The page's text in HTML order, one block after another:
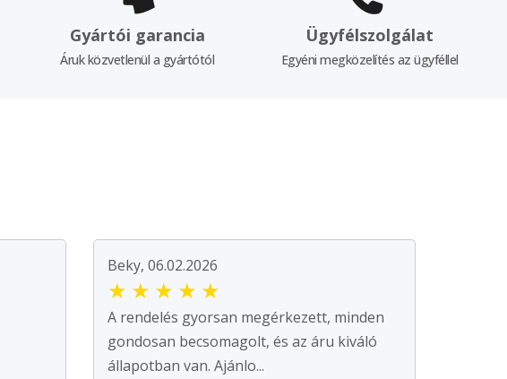
Gyártói garancia
Áruk közvetlenül a gyártótól
Ügyfélszolgálat
Egyéni megközelítés az ügyféllel
Beky, 06.02.2026
★ ★ ★ ★ ★
A rendelés gyorsan megérkezett, minden
gondosan becsomagolt, és az áru kiváló
állapotban van. Ajánlo...